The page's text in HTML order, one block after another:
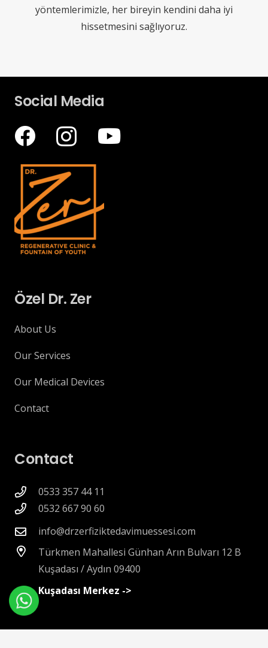
yöntemlerimizle, her bireyin kendini daha iyi
hissetmesini sağlıyoruz.
Social Media
Özel Dr. Zer
About Us
Our Services
Our Medical Devices
Contact
Contact
0533 357 44 11
0532 667 90 60
info@drzerfiziktedavimuessesi.com
Türkmen Mahallesi Günhan Arın Bulvarı 12 B
Kuşadası / Aydın 09400
Kuşadası Merkez ->